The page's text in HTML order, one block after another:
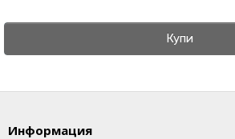
Купи
Информация